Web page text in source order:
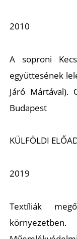
2010
A soproni
együttesének
Járó Mártával).
Budapest
KÜLFÖLDI
2019
Textíliák